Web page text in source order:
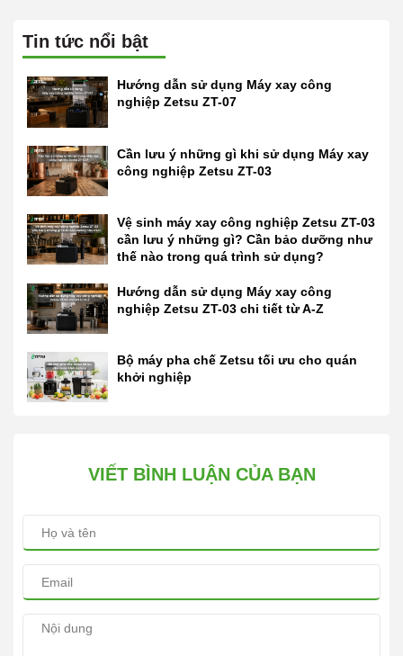
Tin tức nổi bật
Hướng dẫn sử dụng Máy xay công
nghiệp Zetsu ZT-07
Cần lưu ý những gì khi sử dụng Máy xay
công nghiệp Zetsu ZT-03
Vệ sinh máy xay công nghiệp Zetsu ZT-03
cần lưu ý những gì? Cần bảo dưỡng như
thế nào trong quá trình sử dụng?
Hướng dẫn sử dụng Máy xay công
nghiệp Zetsu ZT-03 chi tiết từ A-Z
Bộ máy pha chế Zetsu tối ưu cho quán
khởi nghiệp
VIẾT BÌNH LUẬN CỦA BẠN